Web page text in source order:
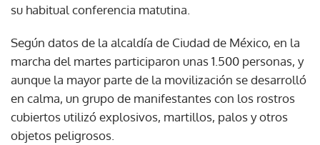
su habitual conferencia matutina.
Según datos de la alcaldía de Ciudad de México, en la
marcha del martes participaron unas 1.500 personas, y
aunque la mayor parte de la movilización se desarrolló
en calma, un grupo de manifestantes con los rostros
cubiertos utilizó explosivos, martillos, palos y otros
objetos peligrosos.